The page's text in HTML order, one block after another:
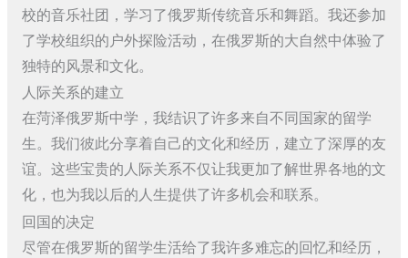
校的音乐社团，学习了俄罗斯传统音乐和舞蹈。我还参加
了学校组织的户外探险活动，在俄罗斯的大自然中体验了
独特的风景和文化。
人际关系的建立
在菏泽俄罗斯中学，我结识了许多来自不同国家的留学
生。我们彼此分享着自己的文化和经历，建立了深厚的友
谊。这些宝贵的人际关系不仅让我更加了解世界各地的文
化，也为我以后的人生提供了许多机会和联系。
回国的决定
尽管在俄罗斯的留学生活给了我许多难忘的回忆和经历，